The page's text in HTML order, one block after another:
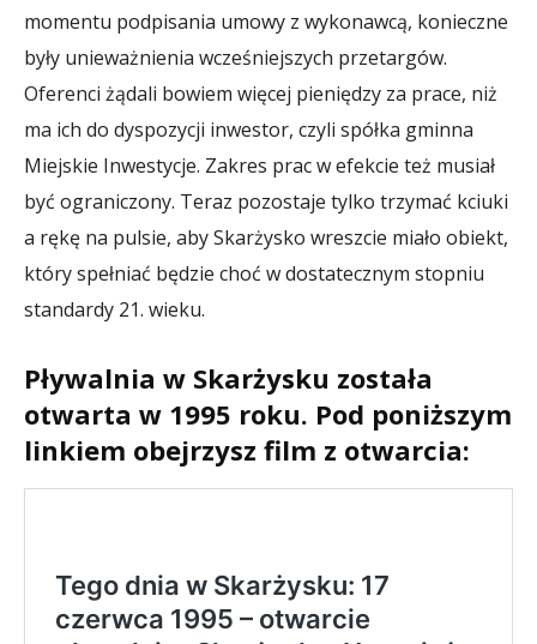
momentu podpisania umowy z wykonawcą, konieczne
były unieważnienia wcześniejszych przetargów.
Oferenci żądali bowiem więcej pieniędzy za prace, niż
ma ich do dyspozycji inwestor, czyli spółka gminna
Miejskie Inwestycje. Zakres prac w efekcie też musiał
być ograniczony. Teraz pozostaje tylko trzymać kciuki
a rękę na pulsie, aby Skarżysko wreszcie miało obiekt,
który spełniać będzie choć w dostatecznym stopniu
standardy 21. wieku.
Pływalnia w Skarżysku została
otwarta w 1995 roku. Pod poniższym
linkiem obejrzysz film z otwarcia: